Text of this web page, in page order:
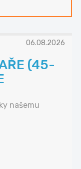
06.08.2026
(45-
našemu